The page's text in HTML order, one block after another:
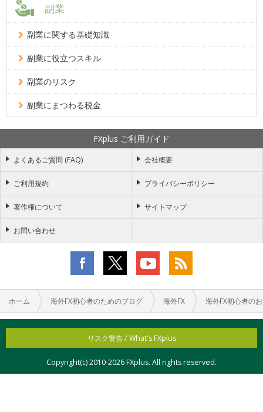
ホーム 海外FX初心者のためのブログ 海外FX 海外FX初心者の
副業
副業に関する基礎知識
副業に役立つスキル
副業のリスク
副業にまつわる税金
FXplus ご利用ガイド
よくあるご質問 (FAQ) 会社概要
ご利用規約 プライバシーポリシー
著作権について サイトマップ
お問い合わせ
リスク警告 / What's FXplus
Copyright(c) 2010-2026 FXplus. All rights reserved.